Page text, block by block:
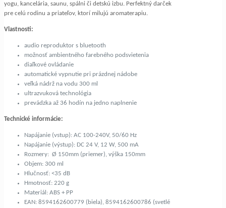
yogu, kancelária, saunu, spálni či detskú izbu. Perfektný darček
pre celú rodinu a priateľov, ktorí milujú aromaterapiu.
Vlastnosti:
audio reproduktor s bluetooth
možnosť ambientného farebného podsvietenia
diaľkové ovládanie
automatické vypnutie pri prázdnej nádobe
veľká nádrž na vodu 300 ml
ultrazvuková technológia
prevádzka až 36 hodín na jedno naplnenie
Technické informácie:
Napájanie (vstup): AC 100-240V, 50/60 Hz
Napájanie (výstup): DC 24 V, 12 W, 500 mA
Rozmery: Ø 150mm (priemer), výška 150mm
Objem: 300 ml
Hlučnosť: <35 dB
Hmotnosť: 220 g
Materiál: ABS + PP
EAN: 8594162600779 (biela), 8594162600786 (svetlé